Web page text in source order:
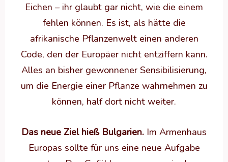
Eichen – ihr glaubt gar nicht, wie die einem
fehlen können. Es ist, als hätte die
afrikanische Pflanzenwelt einen anderen
Code, den der Europäer nicht entziffern kann.
Alles an bisher gewonnener Sensibilisierung,
um die Energie einer Pflanze wahrnehmen zu
können, half dort nicht weiter.
Das neue Ziel hieß Bulgarien. Im Armenhaus
Europas sollte für uns eine neue Aufgabe